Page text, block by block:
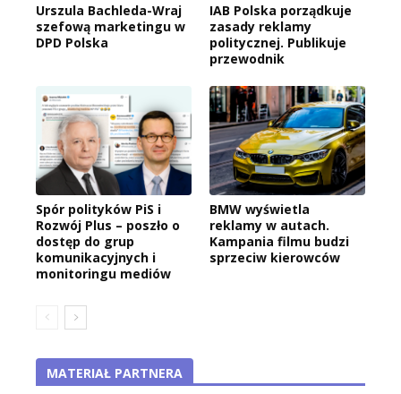
Urszula Bachleda-Wraj
szefową marketingu w
DPD Polska
IAB Polska porządkuje
zasady reklamy
politycznej. Publikuje
przewodnik
Spór polityków PiS i
Rozwój Plus – poszło o
dostęp do grup
komunikacyjnych i
monitoringu mediów
BMW wyświetla
reklamy w autach.
Kampania filmu budzi
sprzeciw kierowców
MATERIAŁ PARTNERA